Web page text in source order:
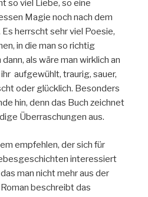
so viel Liebe, so eine
Magie noch nach dem
herrscht sehr viel Poesie,
in die man so richtig
als wäre man wirklich an
aufgewühlt, traurig, sauer,
oder glücklich. Besonders
hin, denn das Buch zeichnet
Überraschungen aus.
empfehlen, der sich für
interessiert
man nicht mehr aus der
beschreibt das